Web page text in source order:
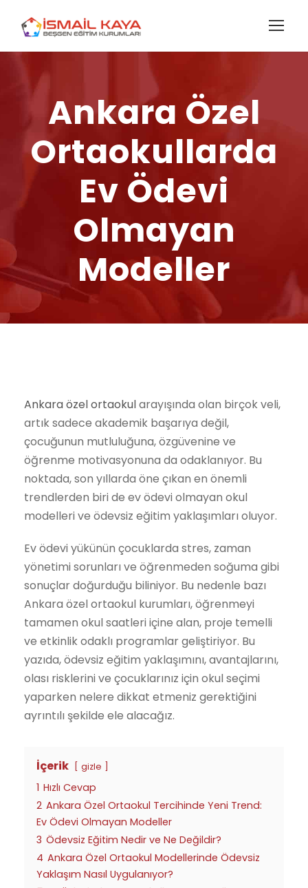
Ankara Özel
Ortaokullarda
Ev Ödevi
Olmayan
Modeller
Ankara özel ortaokularayışında olan birçok veli,
artık sadece akademik başarıya değil,
çocuğunun mutluluğuna, özgüvenine ve
öğrenme motivasyonuna da odaklanıyor. Bu
noktada, son yıllarda öne çıkan en önemli
trendlerden biri de ev ödevi olmayan okul
modelleri ve ödevsiz eğitim yaklaşımları oluyor.
Ev ödevi yükünün çocuklarda stres, zaman
yönetimi sorunları ve öğrenmeden soğuma gibi
sonuçlar doğurduğu biliniyor. Bu nedenle bazı
Ankara özel ortaokul kurumları, öğrenmeyi
tamamen okul saatleri içine alan, proje temelli
ve etkinlik odaklı programlar geliştiriyor. Bu
yazıda, ödevsiz eğitim yaklaşımını, avantajlarını,
olası risklerini ve çocuklarınız için okul seçimi
yaparken nelere dikkat etmeniz gerektiğini
ayrıntılı şekilde ele alacağız.
İçerik gizle
1 Hızlı Cevap
2 Ankara Özel Ortaokul Tercihinde Yeni Trend:
Ev Ödevi Olmayan Modeller
3 Ödevsiz Eğitim Nedir ve Ne Değildir?
4 Ankara Özel Ortaokul Modellerinde Ödevsiz
Yaklaşım Nasıl Uygulanıyor?